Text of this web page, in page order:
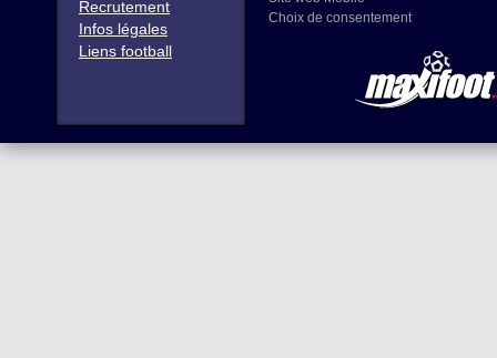
Recrutement
Infos légales
Liens football
Choix de consentement